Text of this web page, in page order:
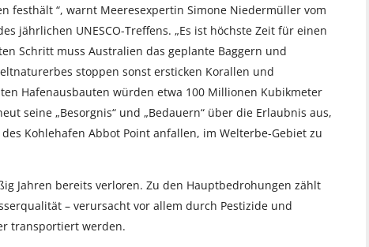
festhält “, warnt Meeresexpertin Simone Niedermüller vom
jährlichen UNESCO-Treffens. „Es ist höchste Zeit für einen
Schritt muss Australien das geplante Baggern und
stoppen sonst ersticken Korallen und
Hafenausbauten würden etwa 100 Millionen Kubikmeter
seine „Besorgnis“ und „Bedauern“ über die Erlaubnis aus,
Kohlehafen Abbot Point anfallen, im Welterbe-Gebiet zu
Jahren bereits verloren. Zu den Hauptbedrohungen zählt
– verursacht vor allem durch Pestizide und
transportiert werden.